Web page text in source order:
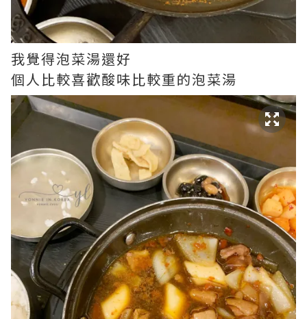
我覺得泡菜湯還好
個人比較喜歡酸味比較重的泡菜湯